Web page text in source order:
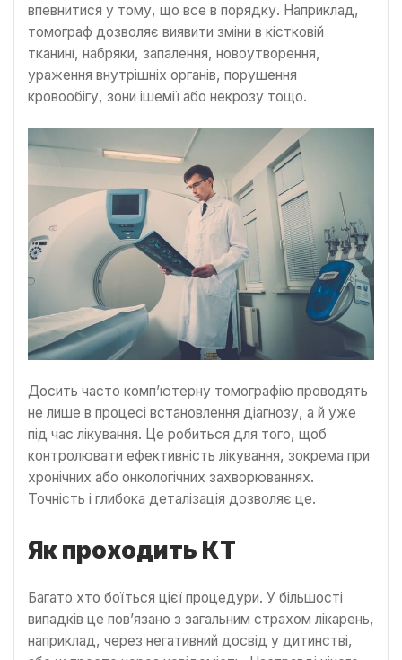
впевнитися у тому, що все в порядку. Наприклад,
томограф дозволяє виявити зміни в кістковій
тканині, набряки, запалення, новоутворення,
ураження внутрішніх органів, порушення
кровообігу, зони ішемії або некрозу тощо.
Досить часто комп’ютерну томографію проводять
не лише в процесі встановлення діагнозу, а й уже
під час лікування. Це робиться для того, щоб
контролювати ефективність лікування, зокрема при
хронічних або онкологічних захворюваннях.
Точність і глибока деталізація дозволяє це.
Як проходить КТ
Багато хто боїться цієї процедури. У більшості
випадків це пов’язано з загальним страхом лікарень,
наприклад, через негативний досвід у дитинстві,